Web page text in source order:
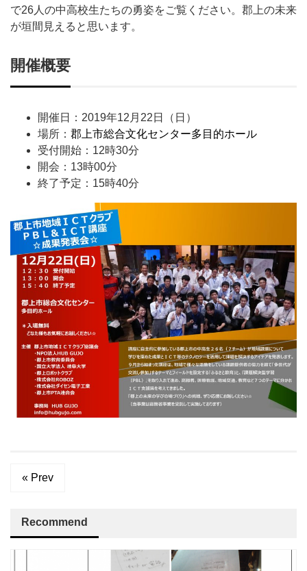
で26人の中高校生たちの勇姿をご覧ください。郡上の未来
が垣間見えると思います。
開催概要
開催日：2019年12月22日（日）
場所： 郡上市総合文化センター多目的ホール
受付開始：12時30分
開会：13時00分
終了予定：15時40分
« Prev
Recommend